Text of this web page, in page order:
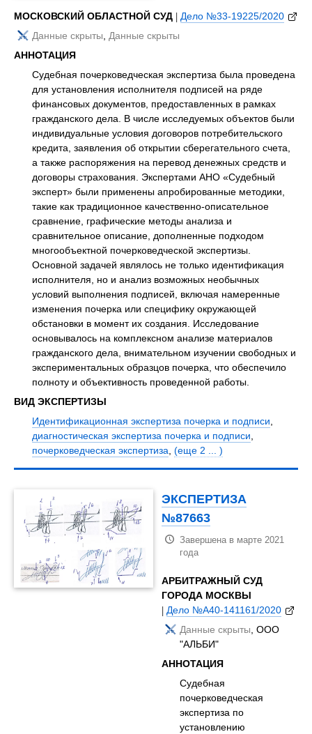
МОСКОВСКИЙ ОБЛАСТНОЙ СУД | Дело №33-19225/2020
Данные скрыты, Данные скрыты
АННОТАЦИЯ
Судебная почерковедческая экспертиза была проведена
для установления исполнителя подписей на ряде
финансовых документов, предоставленных в рамках
гражданского дела. В числе исследуемых объектов были
индивидуальные условия договоров потребительского
кредита, заявления об открытии сберегательного счета,
а также распоряжения на перевод денежных средств и
договоры страхования. Экспертами АНО «Судебный
эксперт» были применены апробированные методики,
такие как традиционное качественно-описательное
сравнение, графические методы анализа и
сравнительное описание, дополненные подходом
многообъектной почерковедческой экспертизы.
Основной задачей являлось не только идентификация
исполнителя, но и анализ возможных необычных
условий выполнения подписей, включая намеренные
изменения почерка или специфику окружающей
обстановки в момент их создания. Исследование
основывалось на комплексном анализе материалов
гражданского дела, внимательном изучении свободных и
экспериментальных образцов почерка, что обеспечило
полноту и объективность проведенной работы.
ВИД ЭКСПЕРТИЗЫ
Идентификационная экспертиза почерка и подписи,
диагностическая экспертиза почерка и подписи,
почерковедческая экспертиза, (еще 2 ... )
ЭКСПЕРТИЗА
№87663
Завершена в марте 2021
года
АРБИТРАЖНЫЙ СУД
ГОРОДА МОСКВЫ
| Дело №А40-141161/2020
Данные скрыты , ООО
"АЛЬБИ"
АННОТАЦИЯ
Судебная
почерковедческая
экспертиза по
установлению